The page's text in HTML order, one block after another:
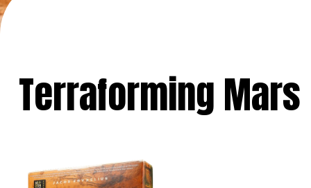
Terraforming